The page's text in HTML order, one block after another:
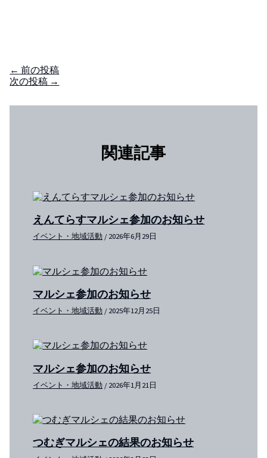
← 前の投稿
次の投稿 →
関連記事
えんてらすマルシェ参加のお知らせ
イベント・地域活動 /2026年6月29日
マルシェ参加のお知らせ
イベント・地域活動 /2025年12月25日
マルシェ参加のお知らせ
イベント・地域活動 /2026年1月21日
つむぎマルシェの結果のお知らせ